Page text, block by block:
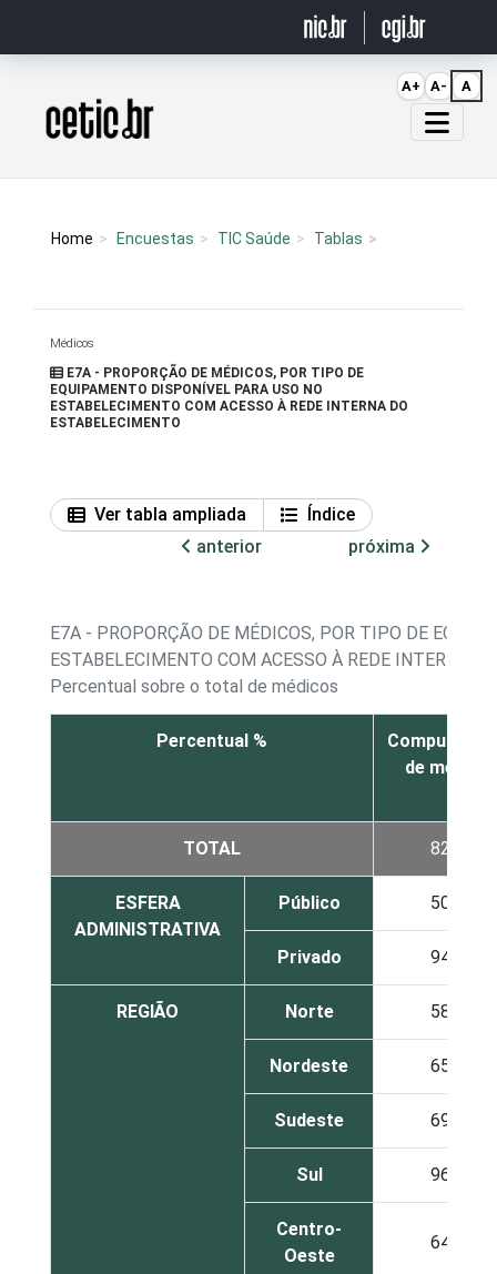
Página inicial
Home Encuestas TIC Saúde Tablas
Médicos
E7A - PROPORÇÃO DE MÉDICOS, POR TIPO DE
EQUIPAMENTO DISPONÍVEL PARA USO NO
ESTABELECIMENTO COM ACESSO À REDE INTERNA DO
ESTABELECIMENTO
Ver tabla ampliada
Índice
anterior
próxima
E7A - PROPORÇÃO DE MÉDICOS, POR TIPO DE
ESTABELECIMENTO COM ACESSO À REDE INTERNA
Percentual sobre o total de médicos
Percentual %
Computador
de mesa
TOTAL 82
ESFERA
ADMINISTRATIVA
Público 50
Privado 94
REGIÃO Norte 58
Nordeste 65
Sudeste 69
Sul 96
Centro-
Oeste
64
A+ A- A